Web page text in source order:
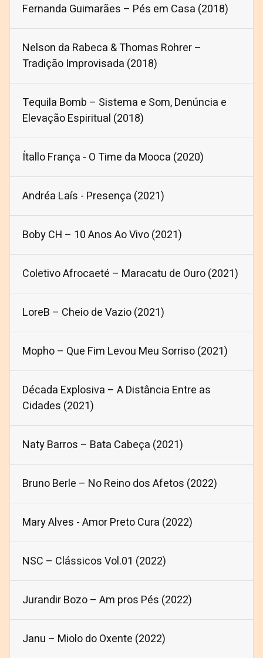
Fernanda Guimarães – Pés em Casa (2018)
Nelson da Rabeca & Thomas Rohrer –
Tradição Improvisada (2018)
Tequila Bomb – Sistema e Som, Denúncia e
Elevação Espiritual (2018)
Ítallo França - O Time da Mooca (2020)
Andréa Laís - Presença (2021)
Boby CH – 10 Anos Ao Vivo (2021)
Coletivo Afrocaeté – Maracatu de Ouro (2021)
LoreB – Cheio de Vazio (2021)
Mopho – Que Fim Levou Meu Sorriso (2021)
Década Explosiva – A Distância Entre as
Cidades (2021)
Naty Barros – Bata Cabeça (2021)
Bruno Berle – No Reino dos Afetos (2022)
Mary Alves - Amor Preto Cura (2022)
NSC – Clássicos Vol.01 (2022)
Jurandir Bozo – Am pros Pés (2022)
Janu – Miolo do Oxente (2022)